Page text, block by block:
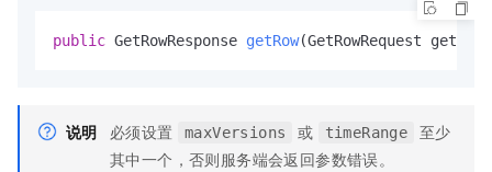
public GetRowResponse getRow(GetRowRequest
说明 必须设置 maxVersions 或 timeRange
至少
其中一个，否则服务端会返回参数错误。